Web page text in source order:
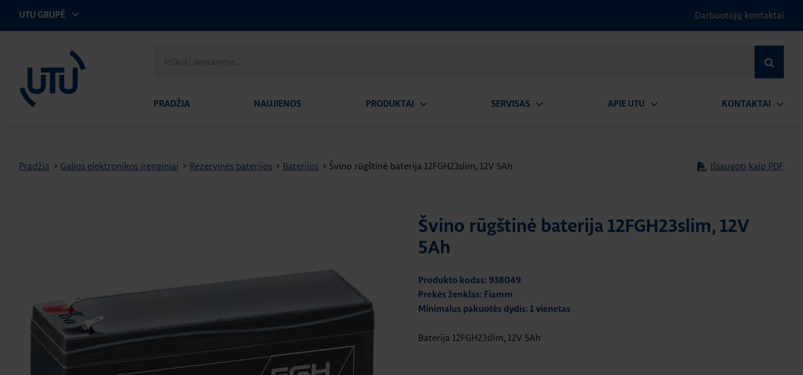
UTU GRUPĖ Darbuotojų kontaktai
svetainėje
PRADŽIA NAUJIENOS PRODUKTAI SERVISAS APIE UTU KONTAKTAI
Pradžia > Galios elektronikos įrenginiai > Rezervinės baterijos > Baterijos > Švino rūgštinė baterija 12FGH23slim, 12V 5Ah Išsaugoti kaip PDF
Švino rūgštinė baterija 12FGH23slim, 12V
5Ah
Produkto kodas: 938049
Prekės ženklas: Fiamm
Minimalus pakuotės dydis: 1 vienetas
Baterija 12FGH23slim, 12V 5Ah